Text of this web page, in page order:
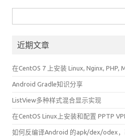
索：
近期文章
在CentOS 7 上安装 Linux, Nginx, PHP,
Android Gradle知识分享
ListView多种样式混合显示实现
在CentOS Linux上安装和配置 PPTP
如何反编译Android 的apk/dex/odex，